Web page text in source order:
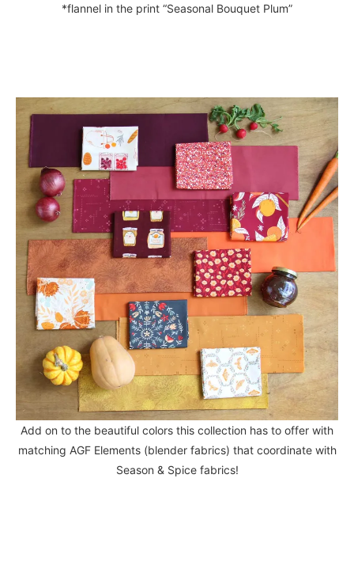
*flannel in the print “Seasonal Bouquet Plum”
Add on to the beautiful colors this collection has to offer with
matching AGF Elements (blender fabrics) that coordinate with
Season & Spice fabrics!